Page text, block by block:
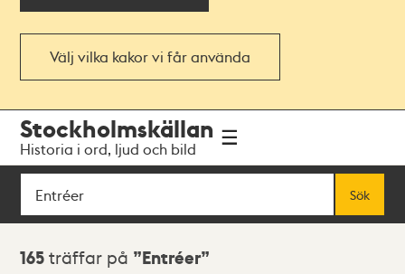
Välj vilka kakor vi får använda
navigationen
huvudinnehållet
Stockholmskällan
Historia i ord, ljud och bild
Sök
Sök
Sökresultat
165 träffar på Entréer